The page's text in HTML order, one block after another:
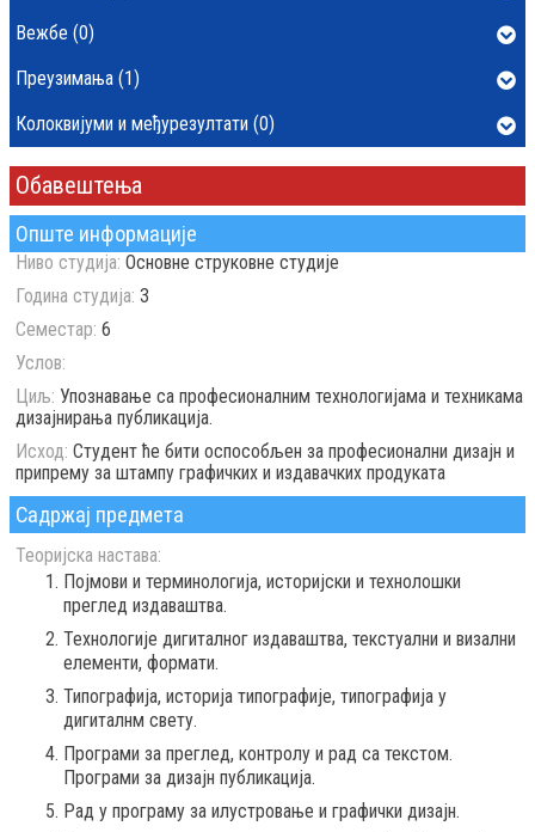
Опште информације
Ниво студија: Основне струковне студије
Година студија: 3
Семестар: 6
Услов:
Циљ: Упознавање са професионалним технологијама и техникама
дизајнирања публикација.
Исход: Студент ће бити оспособљен за професионални дизајн и
припрему за штампу графичких и издавачких продуката
Садржај предмета
Теоријска настава:
Појмови и терминологија, историјски и технолошки
преглед издаваштва.
Технологије дигиталног издаваштва, текстуални и визални
елементи, формати.
Типографија, историја типографије, типографија у
дигиталнм свету.
Програми за преглед, контролу и рад са текстом.
Програми за дизајн публикација.
Рад у програму за илустровање и графички дизајн.
Вежбе (0)
Преузимања (1)
Колоквијуми и међурезултати (0)
Обавештења